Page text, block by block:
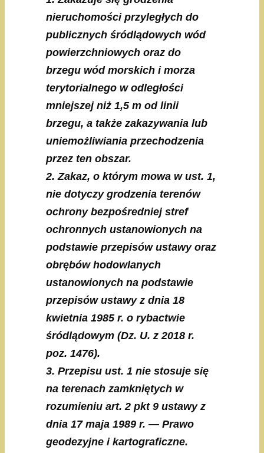
nieruchomości przyległych do
publicznych śródlądowych wód
powierzchniowych oraz do
brzegu wód morskich i morza
terytorialnego w odległości
mniejszej niż 1,5 m od linii
brzegu, a także zakazywania lub
uniemożliwiania przechodzenia
przez ten obszar.
2. Zakaz, o którym mowa w ust. 1,
nie dotyczy grodzenia terenów
ochrony bezpośredniej stref
ochronnych ustanowionych na
podstawie przepisów ustawy oraz
obrębów hodowlanych
ustanowionych na podstawie
przepisów ustawy z dnia 18
kwietnia 1985 r. o rybactwie
śródlądowym (Dz. U. z 2018 r.
poz. 1476).
3. Przepisu ust. 1 nie stosuje się
na terenach zamkniętych w
rozumieniu art. 2 pkt 9 ustawy z
dnia 17 maja 1989 r. — Prawo
geodezyjne i kartograficzne.